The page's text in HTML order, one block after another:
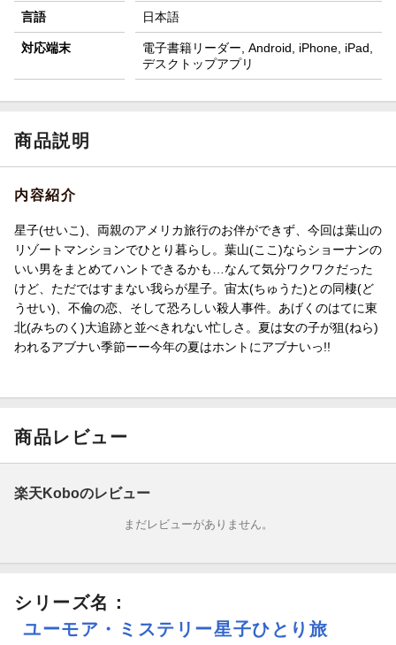
言語 日本語
対応端末
電子書籍リーダー, Android, iPhone, iPad,
デスクトップアプリ
商品説明
内容紹介
星子(せいこ)、両親のアメリカ旅行のお伴ができず、今回は葉山の
リゾートマンションでひとり暮らし。葉山(ここ)ならショーナンの
いい男をまとめてハントできるかも…なんて気分ワクワクだった
けど、ただではすまない我らが星子。宙太(ちゅうた)との同棲(ど
うせい)、不倫の恋、そして恐ろしい殺人事件。あげくのはてに東
北(みちのく)大追跡と並べきれない忙しさ。夏は女の子が狙(ねら)
われるアブナい季節ーー今年の夏はホントにアブナいっ!!
商品レビュー
楽天Koboのレビュー
まだレビューがありません。
シリーズ名：
ユーモア・ミステリー星子ひとり旅